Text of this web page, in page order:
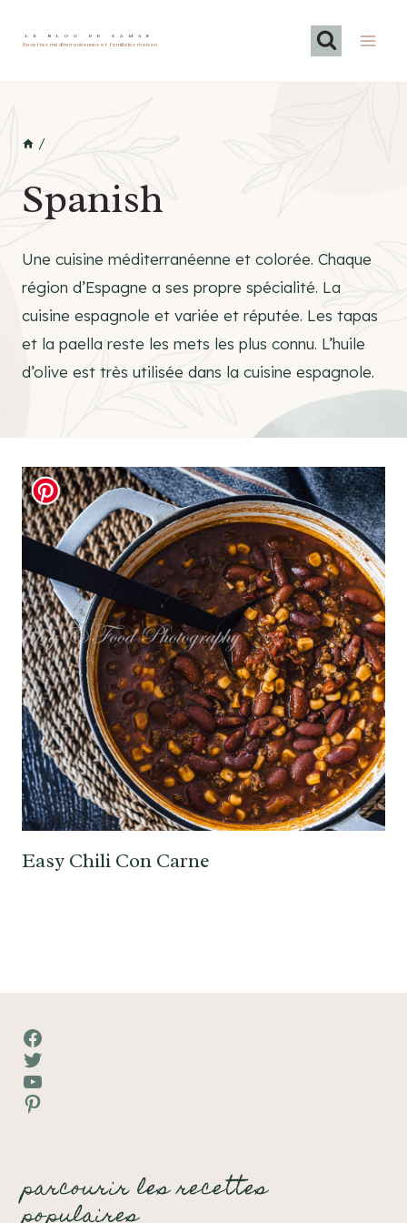
LE BLOG DE SAMAR
Recettes méditerranéennes et familiales maison
/
Spanish
Une cuisine méditerranéenne et colorée. Chaque
région d’Espagne a ses propre spécialité. La
cuisine espagnole et variée et réputée. Les tapas
et la paella reste les mets les plus connu. L’huile
d’olive est très utilisée dans la cuisine espagnole.
Easy Chili Con Carne
Facebook
Twitter
YouTube
Pinterest
parcourir les recettes